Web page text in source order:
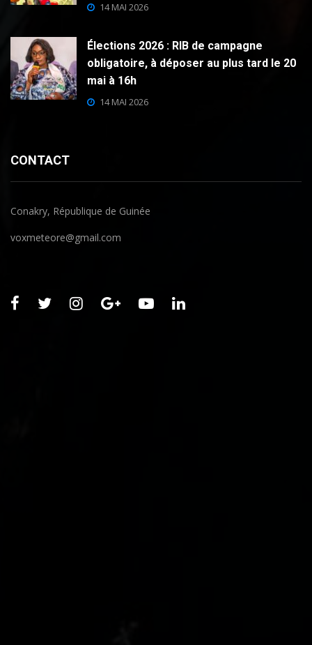
14 MAI 2026
Élections 2026 : RIB de campagne
obligatoire, à déposer au plus tard le 20
mai à 16h
14 MAI 2026
CONTACT
Conakry, République de Guinée
voxmeteore@gmail.com